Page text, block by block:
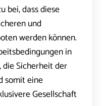
bei, dass diese
und
werden können.
in
die Sicherheit der
somit eine
Gesellschaft